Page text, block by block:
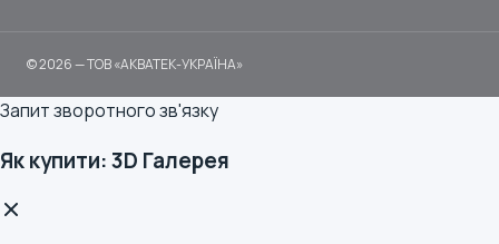
© 2026 — ТОВ «АКВАТЕК-УКРАЇНА»
Запит зворотного зв'язку
Як купити: 3D Галерея